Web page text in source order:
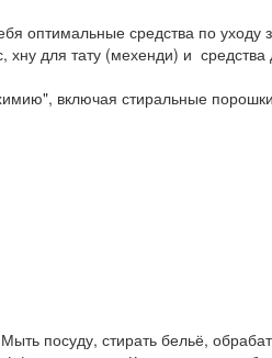
оптимальные средства по
для тату (мехенди) и средства
включая стиральные
посуду, стирать бельё,